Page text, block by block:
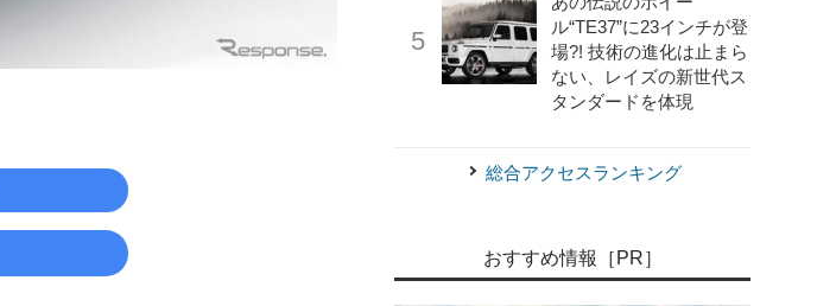
ボルボ V40 クロスカントリー
ル“TE37”に23インチが登
場?! 技術の進化は止まら
ない、レイズの新世代ス
タンダードを体現
総合アクセスランキング
おすすめ情報［PR］